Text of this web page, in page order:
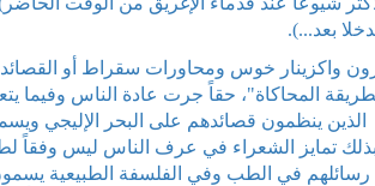
بعد...).
خوس ومحاورات سقراط أو القصائد
المحاكاة"، حقاً جرت عادة الناس وفيما
ينظمون قصائدهم على البحر الإليجي
تمايز الشعراء في عرف الناس ليس وفقاً
رسائلهم في الطب وفي الفلسفة الطبيعية